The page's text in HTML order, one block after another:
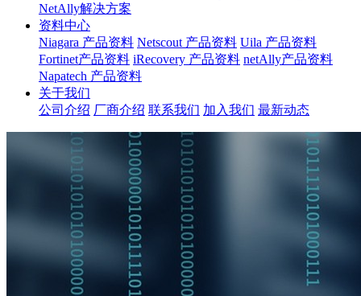
NetAlly解决方案
资料中心
Niagara 产品资料 Netscout 产品资料 Uila 产品资料
Fortinet产品资料 iRecovery 产品资料 netAlly产品资料
Napatech 产品资料
关于我们
公司介绍 厂商介绍 联系我们 加入我们 最新动态